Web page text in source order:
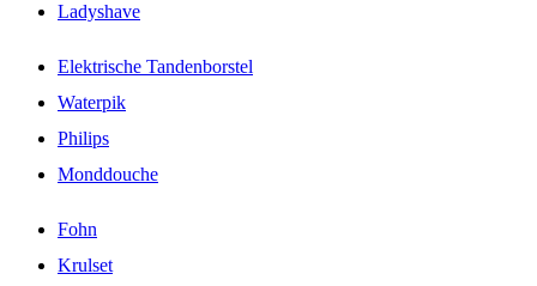
Ladyshave
Elektrische Tandenborstel
Waterpik
Philips
Monddouche
Fohn
Krulset